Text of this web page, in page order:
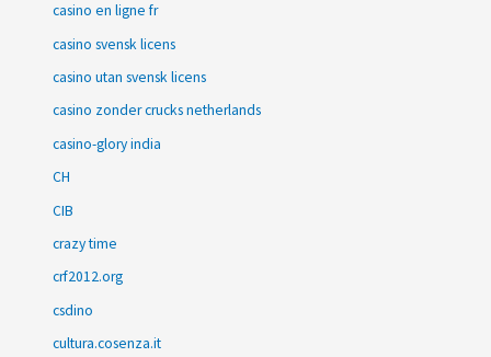
casino en ligne fr
casino svensk licens
casino utan svensk licens
casino zonder crucks netherlands
casino-glory india
CH
CIB
crazy time
crf2012.org
csdino
cultura.cosenza.it